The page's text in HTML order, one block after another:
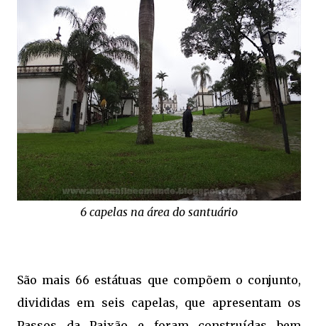
6 capelas na área do santuário
São mais 66 estátuas que compõem o conjunto,
divididas em seis capelas, que apresentam os